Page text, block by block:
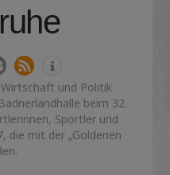
und Politik
beim 32.
Sportler und
die mit der „Goldenen